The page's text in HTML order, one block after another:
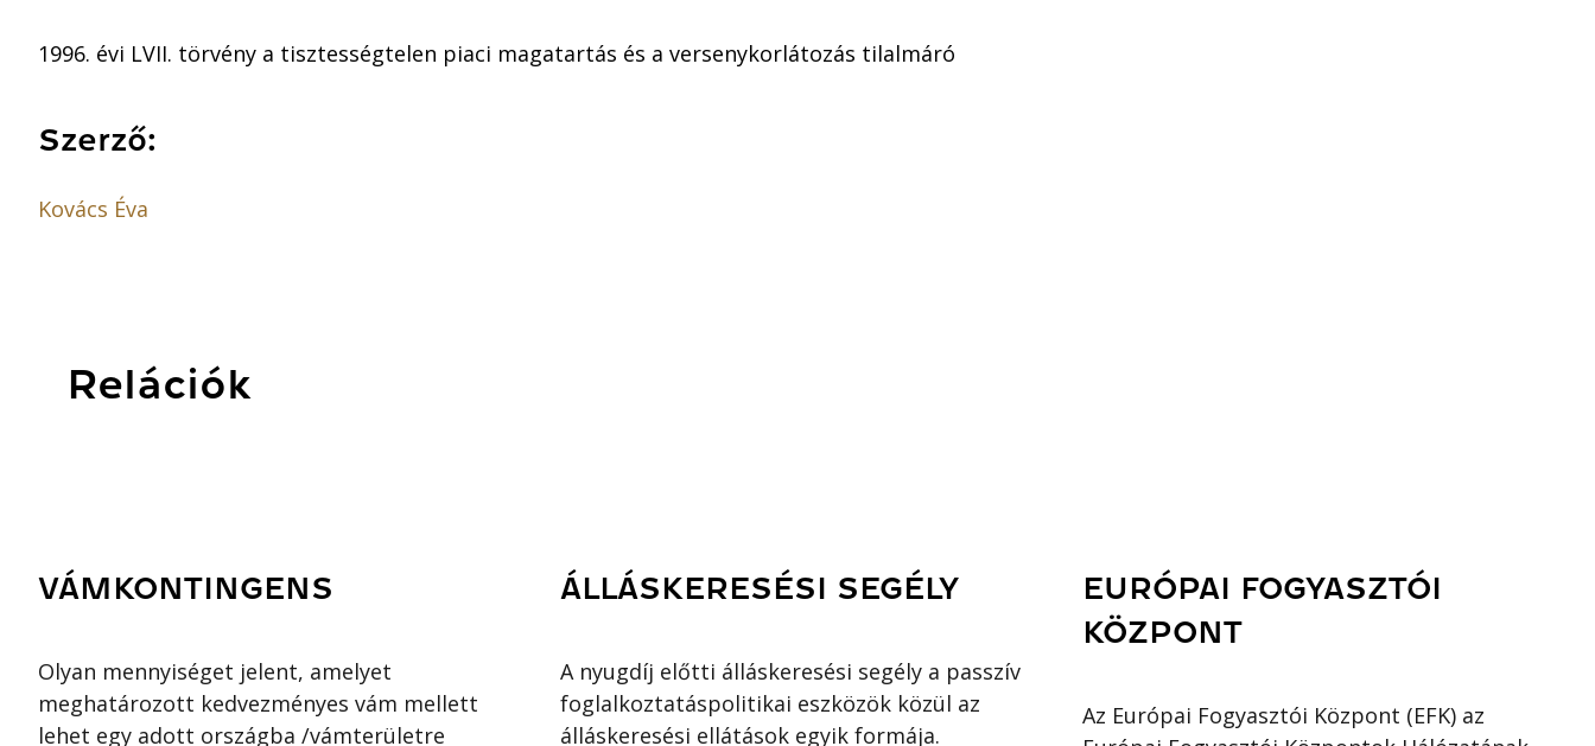
1996. évi LVII. törvény a tisztességtelen piaci magatartás és a versenykorlátozás tilalmáró
Szerző:
Kovács Éva
Relációk
VÁMKONTINGENS
Olyan mennyiséget jelent, amelyet
meghatározott kedvezményes vám mellett
lehet egy adott országba /vámterületre
ÁLLÁSKERESÉSI SEGÉLY
A nyugdíj előtti álláskeresési segély a passzív
foglalkoztatáspolitikai eszközök közül az
álláskeresési ellátások egyik formája.
EURÓPAI FOGYASZTÓI
KÖZPONT
Az Európai Fogyasztói Központ (EFK) az